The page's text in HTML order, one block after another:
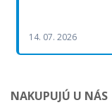
14. 07. 2026
NAKUPUJÚ U NÁS